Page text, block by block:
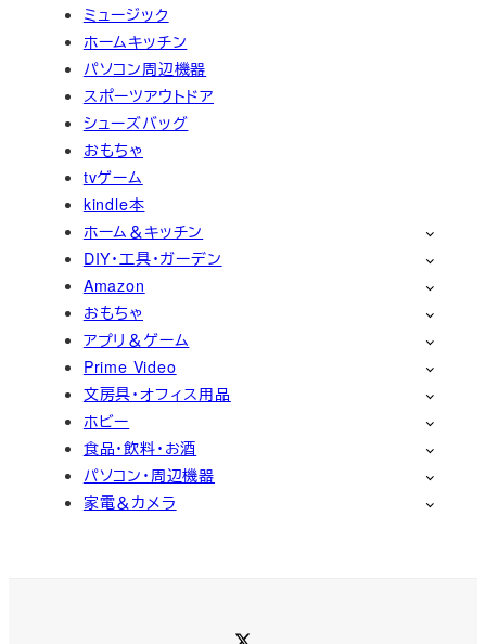
ミュージック
ホームキッチン
パソコン周辺機器
スポーツアウトドア
シューズバッグ
おもちゃ
tvゲーム
kindle本
ホーム＆キッチン
DIY・工具・ガーデン
Amazon
おもちゃ
アプリ＆ゲーム
Prime Video
文房具・オフィス用品
ホビー
食品・飲料・お酒
パソコン・周辺機器
家電＆カメラ